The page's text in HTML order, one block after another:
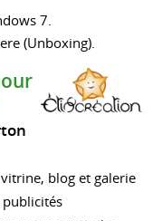
7.
(Unboxing).
blog et galerie